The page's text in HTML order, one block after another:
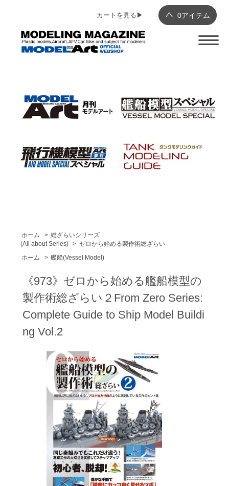
0アイテム
カートを見る▶︎
ホーム > 総ざらいシリーズ
(All about Series) > ゼロから始める製作術総ざらい
ホーム
> 艦船(Vessel Model)
《973》ゼロから始める艦船模型の
製作術総ざらい２From Zero Series:
Complete Guide to Ship Model Buildi
ng Vol.2